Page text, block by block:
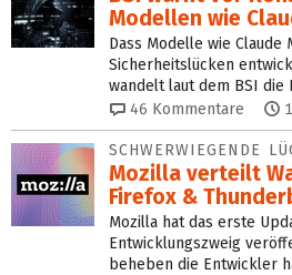
Modellen wie
Dass Modelle wie Claude
Sicherheitslücken
wandelt laut dem BSI die
46 Kommentare
SCHWERWIEGENDE
Mozilla verteilt
Firefox &
Mozilla hat das erste
Entwicklungszweig
beheben die Entwickler